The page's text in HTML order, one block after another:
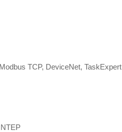
TCP, DeviceNet, TaskExpert